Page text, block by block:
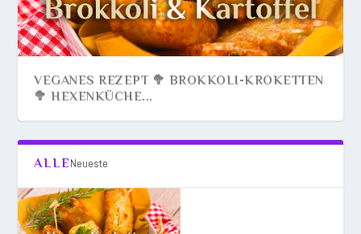
VEGANES REZEPT 🥦 BROKKOLI-KROKETTEN
🥦 HEXENKÜCHE...
ALLENeueste